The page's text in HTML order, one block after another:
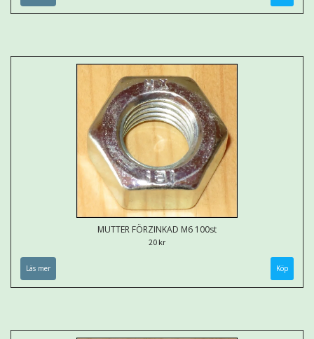
MUTTER FÖRZINKAD M6 100st
20 kr
Läs mer